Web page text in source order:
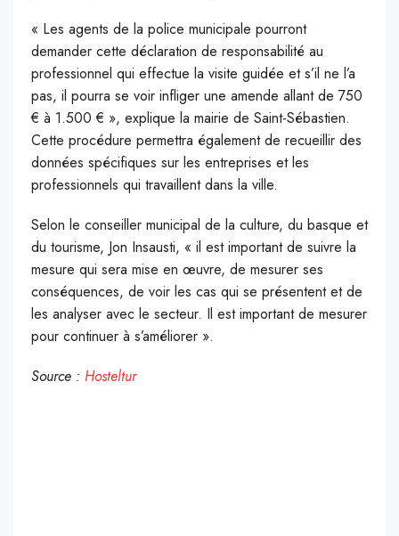
« Les agents de la police municipale pourront
demander cette déclaration de responsabilité au
professionnel qui effectue la visite guidée et s’il ne l’a
pas, il pourra se voir infliger une amende allant de 750
€ à 1.500 € », explique la mairie de Saint-Sébastien.
Cette procédure permettra également de recueillir des
données spécifiques sur les entreprises et les
professionnels qui travaillent dans la ville.
Selon le conseiller municipal de la culture, du basque et
du tourisme, Jon Insausti, « il est important de suivre la
mesure qui sera mise en œuvre, de mesurer ses
conséquences, de voir les cas qui se présentent et de
les analyser avec le secteur. Il est important de mesurer
pour continuer à s’améliorer ».
Source : Hosteltur